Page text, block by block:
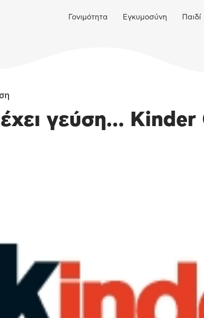
Γονιμότητα Εγκυμοσύνη Παιδί
γεύση…